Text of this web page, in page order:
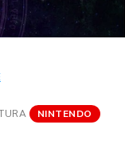
NINTENDO